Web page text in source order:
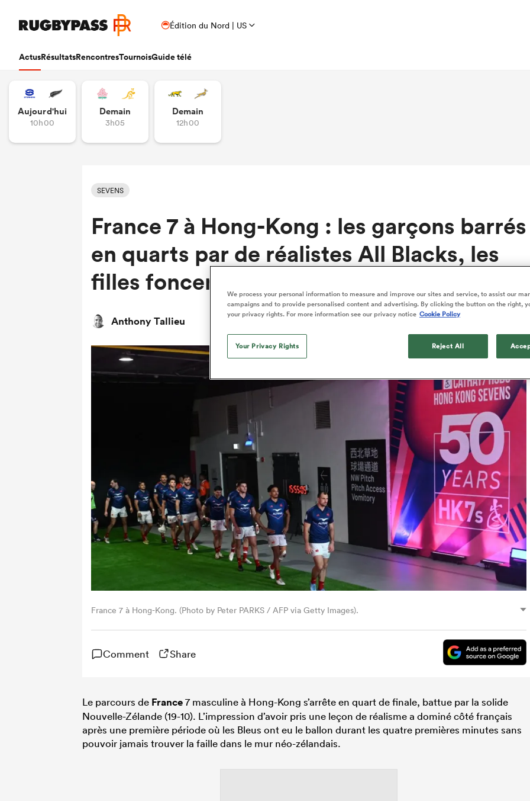
Édition du Nord | US
ActusRésultatsRencontresTournoisGuide télé
Aujourd'hui
10h00
Demain
3h05
Demain
12h00
SEVENS
France 7 à Hong-Kong : les garçons barrés
en quarts par de réalistes All Blacks, les
filles foncent en demies
Anthony Tallieu
Published: 18 Avril 2026 03:51 PDT
France 7 à Hong-Kong. (Photo by Peter PARKS / AFP via Getty Images).
Comment Share
Le parcours de France7 masculine à Hong-Kong s’arrête en quart de finale, battue par la solide
Nouvelle-Zélande (19-10). L’impression d’avoir pris une leçon de réalisme a dominé côté français
après une première période où les Bleus ont eu le ballon durant les quatre premières minutes sans
pouvoir jamais trouver la faille dans le mur néo-zélandais.
We process your personal information to measure and improve our sites and service, to assist our
campaigns and to provide personalised content and advertising. By clicking the button on the right,
your privacy rights. For more information see our privacy notice Cookie Policy
Your Privacy Rights Reject All